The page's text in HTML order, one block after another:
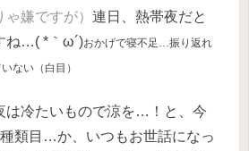
嫌ですが） 連日、熱帯夜だと
ね…( *｀ω´)おかげで寝不足…振り返れ
ない（白目）
は冷たいもので涼を…！と、今
類目…か、いつもお世話になっ